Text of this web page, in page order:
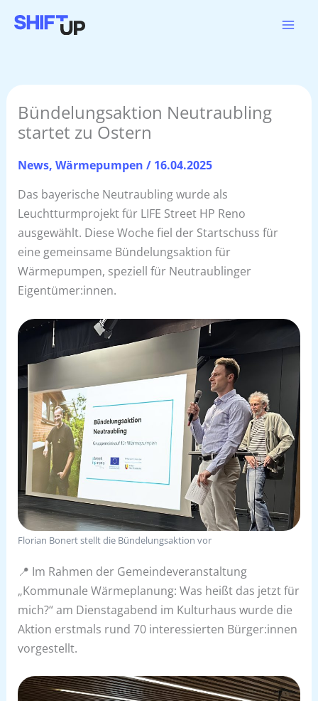
Inhalt
Bündelungsaktion Neutraubling
startet zu Ostern
News,Wärmepumpen / 16.04.2025
Das bayerische Neutraubling wurde als
Leuchtturmprojekt für LIFE Street HP Reno
ausgewählt. Diese Woche fiel der Startschuss für
eine gemeinsame Bündelungsaktion für
Wärmepumpen, speziell für Neutraublinger
Eigentümer:innen.
Florian Bonert stellt die Bündelungsaktion vor
📍 Im Rahmen der Gemeindeveranstaltung
„Kommunale Wärmeplanung: Was heißt das jetzt für
mich?“ am Dienstagabend im Kulturhaus wurde die
Aktion erstmals rund 70 interessierten Bürger:innen
vorgestellt.